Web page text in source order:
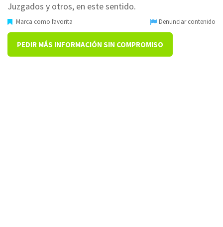
Juzgados y otros, en este sentido.
Marca como favorita Denunciar contenido
PEDIR MÁS INFORMACIÓN SIN COMPROMISO